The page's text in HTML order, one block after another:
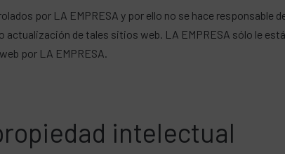
por LA EMPRESA y por ello no se hace responsable
actualización de tales sitios web. LA EMPRESA sólo le
por LA EMPRESA.
intelectual